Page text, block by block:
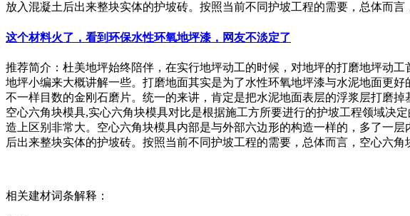
放入混凝土后出来整块实体的护坡砖。按照当前不同护坡工程的需要，总体而言
这个材料火了，看到环保水性环氧地坪漆，网友不淡定了
推荐简介：杜美地坪始终陪伴，在实行地坪动工的时候，对地坪的打磨地坪动
地坪小编来大概讲解一些。打磨地面其实是为了水性环氧地坪漆与水泥地面更
不一样目数的金刚石磨片。统一的来讲，肯定是把水泥地面表层的浮浆层打磨掉
空心六角块模具,实心六角块模具对比是根据施工方所要进行的护坡工程领域决
造上区别非常大。空心六角块模具内部是与外部六边形的构造一样的，多了一
后出来整块实体的护坡砖。按照当前不同护坡工程的需要，总体而言，空心六角
相关建材词条解释：